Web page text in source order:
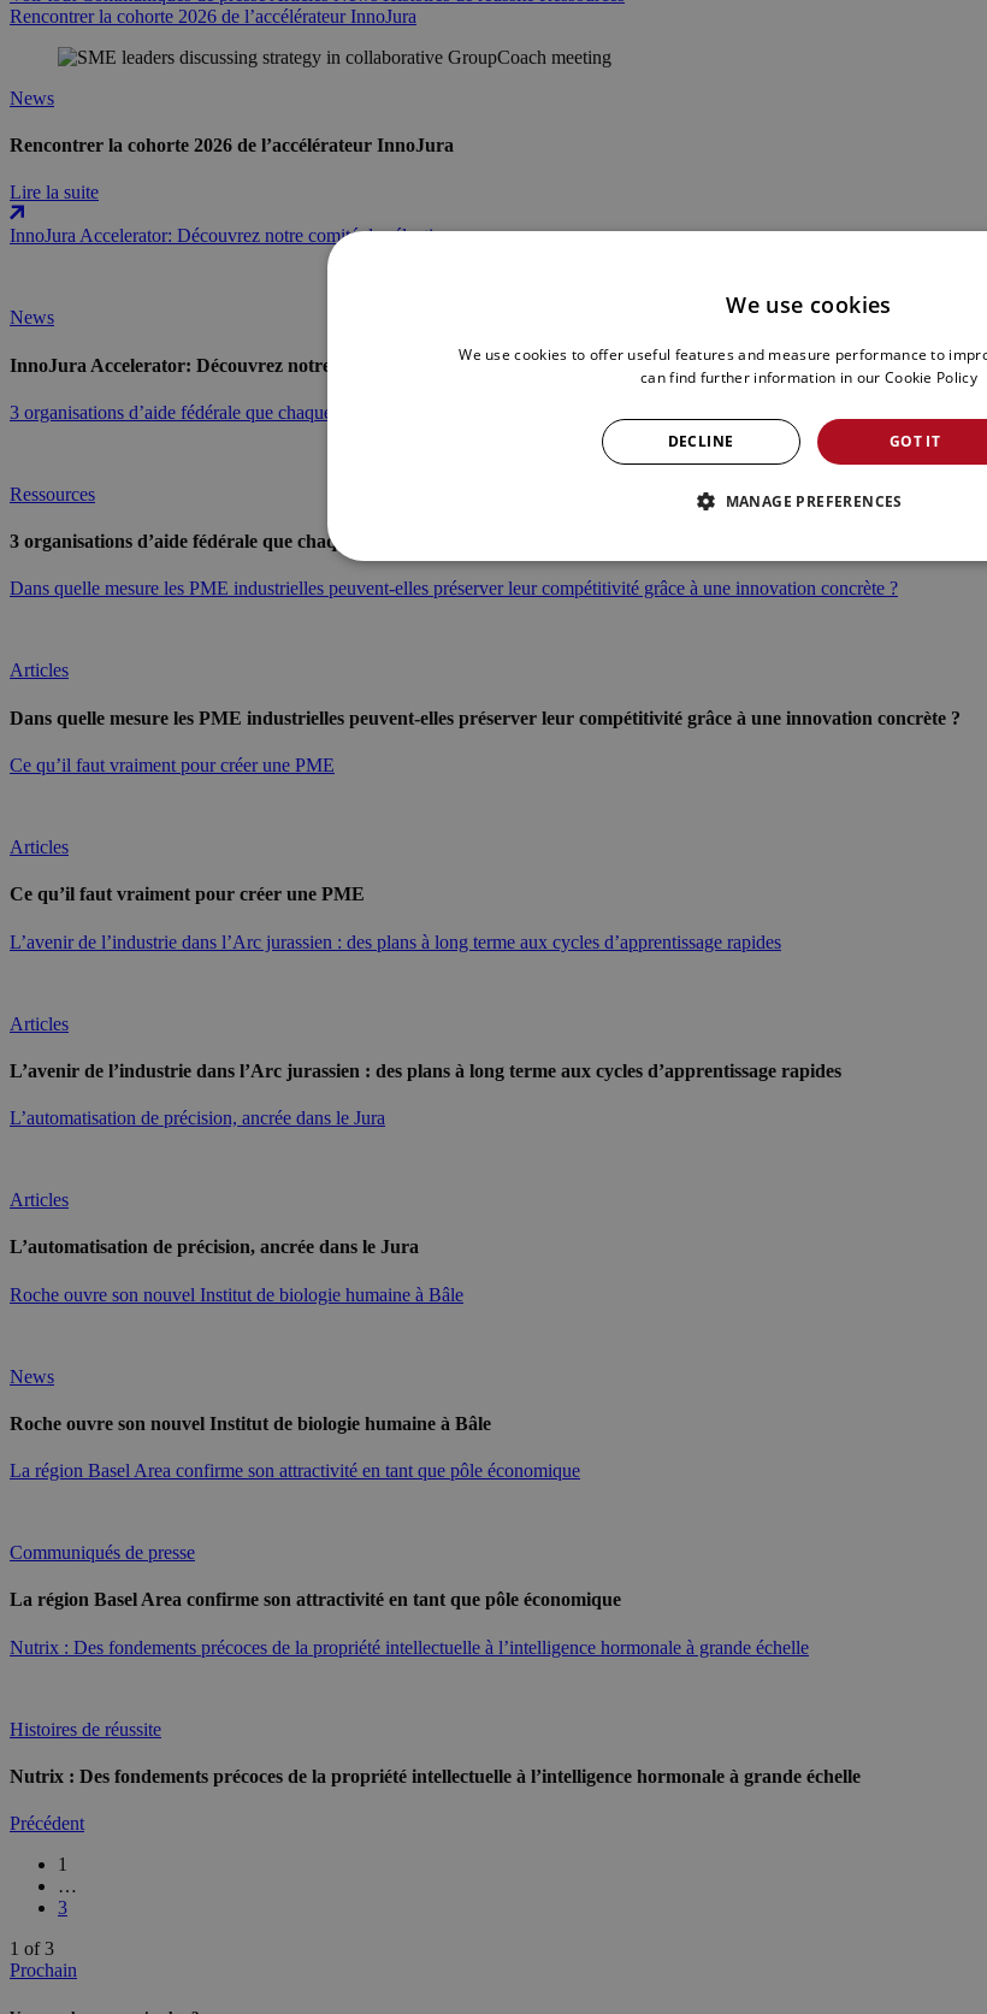
Rencontrer la cohorte 2026 de l’accélérateur InnoJura
News
Rencontrer la cohorte 2026 de l’accélérateur InnoJura
Lire la suite
InnoJura Accelerator: Découvrez notre comité de sélection
News
InnoJura Accelerator: Découvrez notre comité de sélection
3 organisations d’aide fédérale que chaque startup suisse devrait connaître
Ressources
3 organisations d’aide fédérale que chaque startup suisse devrait connaître
Dans quelle mesure les PME industrielles peuvent-elles préserver leur compétitivité grâce à une innovation concrète ?
Articles
Dans quelle mesure les PME industrielles peuvent-elles préserver leur compétitivité grâce à une innovation concrète ?
Ce qu’il faut vraiment pour créer une PME
Articles
Ce qu’il faut vraiment pour créer une PME
L’avenir de l’industrie dans l’Arc jurassien : des plans à long terme aux cycles d’apprentissage rapides
Articles
L’avenir de l’industrie dans l’Arc jurassien : des plans à long terme aux cycles d’apprentissage rapides
L’automatisation de précision, ancrée dans le Jura
Articles
L’automatisation de précision, ancrée dans le Jura
Roche ouvre son nouvel Institut de biologie humaine à Bâle
News
Roche ouvre son nouvel Institut de biologie humaine à Bâle
La région Basel Area confirme son attractivité en tant que pôle économique
Communiqués de presse
La région Basel Area confirme son attractivité en tant que pôle économique
Nutrix : Des fondements précoces de la propriété intellectuelle à l’intelligence hormonale à grande échelle
Histoires de réussite
Nutrix : Des fondements précoces de la propriété intellectuelle à l’intelligence hormonale à grande échelle
Précédent
1
…
3
1 of 3
Prochain
We use cookies
We use cookies to offer useful features and measure performance to
can find further information in our Cookie Policy
GOT IT
DECLINE
MANAGE PREFERENCES